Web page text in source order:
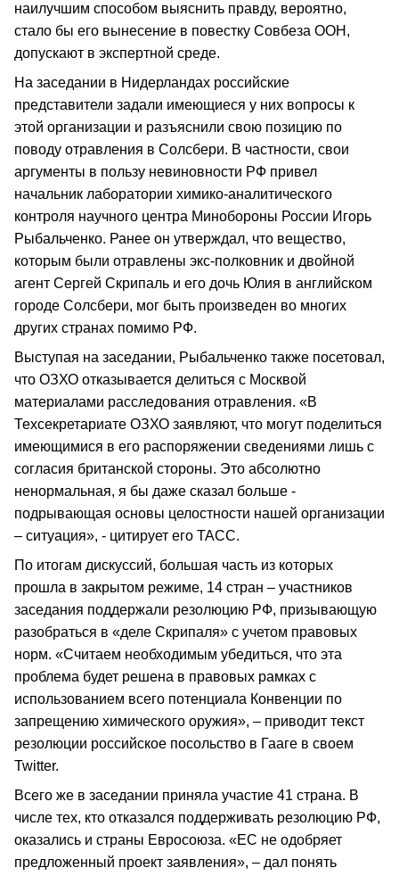
наилучшим способом выяснить правду, вероятно,
стало бы его вынесение в повестку Совбеза ООН,
допускают в экспертной среде.
На заседании в Нидерландах российские
представители задали имеющиеся у них вопросы к
этой организации и разъяснили свою позицию по
поводу отравления в Солсбери. В частности, свои
аргументы в пользу невиновности РФ привел
начальник лаборатории химико-аналитического
контроля научного центра Минобороны России Игорь
Рыбальченко. Ранее он утверждал, что вещество,
которым были отравлены экс-полковник и двойной
агент Сергей Скрипаль и его дочь Юлия в английском
городе Солсбери, мог быть произведен во многих
других странах помимо РФ.
Выступая на заседании, Рыбальченко также посетовал,
что ОЗХО отказывается делиться с Москвой
материалами расследования отравления. «В
Техсекретариате ОЗХО заявляют, что могут поделиться
имеющимися в его распоряжении сведениями лишь с
согласия британской стороны. Это абсолютно
ненормальная, я бы даже сказал больше -
подрывающая основы целостности нашей организации
– ситуация», - цитирует его ТАСС.
По итогам дискуссий, большая часть из которых
прошла в закрытом режиме, 14 стран – участников
заседания поддержали резолюцию РФ, призывающую
разобраться в «деле Скрипаля» с учетом правовых
норм. «Считаем необходимым убедиться, что эта
проблема будет решена в правовых рамках с
использованием всего потенциала Конвенции по
запрещению химического оружия», – приводит текст
резолюции российское посольство в Гааге в своем
Twitter.
Всего же в заседании приняла участие 41 страна. В
числе тех, кто отказался поддерживать резолюцию РФ,
оказались и страны Евросоюза. «ЕС не одобряет
предложенный проект заявления», – дал понять